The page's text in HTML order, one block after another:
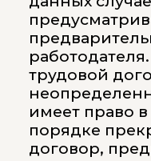
трудовой
имеет право
порядке
договор,